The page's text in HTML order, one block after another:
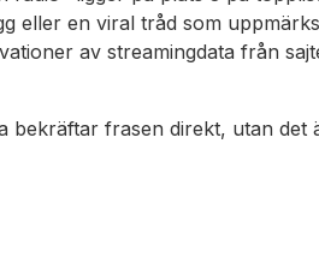
eller en viral tråd som
av streamingdata från
bekräftar frasen direkt, utan det